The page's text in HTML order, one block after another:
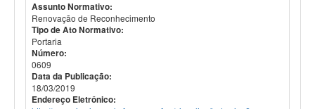
Assunto Normativo:
Renovação de Reconhecimento
Tipo de Ato Normativo:
Portaria
Número:
0609
Data da Publicação:
18/03/2019
Endereço Eletrônico: